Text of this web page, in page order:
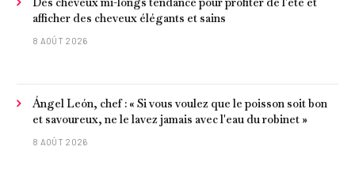
afficher des cheveux élégants et sains
8 AOÛT 2026
Ángel León, chef : « Si vous voulez que le poisson soit bon
et savoureux, ne le lavez jamais avec l'eau du robinet »
8 AOÛT 2026